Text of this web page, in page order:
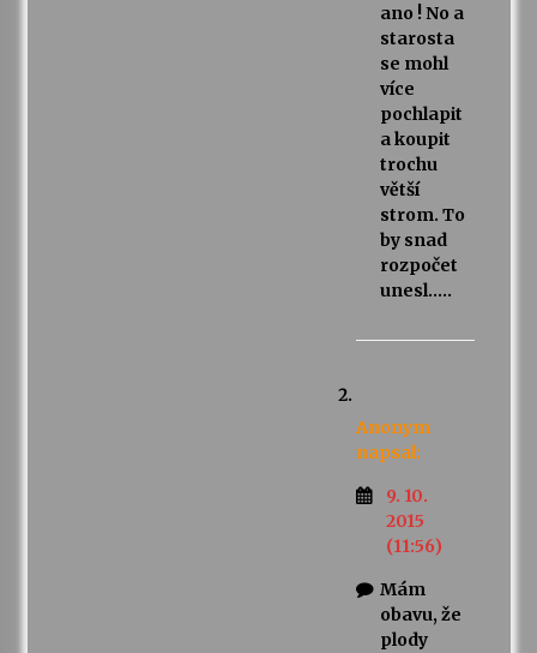
ano ! No a
starosta
se mohl
více
pochlapit
a koupit
trochu
větší
strom. To
by snad
rozpočet
unesl…..
Anonym
napsal:
9. 10.
2015
(11:56)
Mám
obavu, že
plody